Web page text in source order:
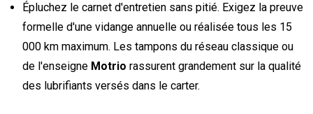
Épluchez le carnet d'entretien sans pitié. Exigez la preuve
formelle d'une vidange annuelle ou réalisée tous les 15
000 km maximum. Les tampons du réseau classique ou
de l'enseigne Motrio rassurent grandement sur la qualité
des lubrifiants versés dans le carter.